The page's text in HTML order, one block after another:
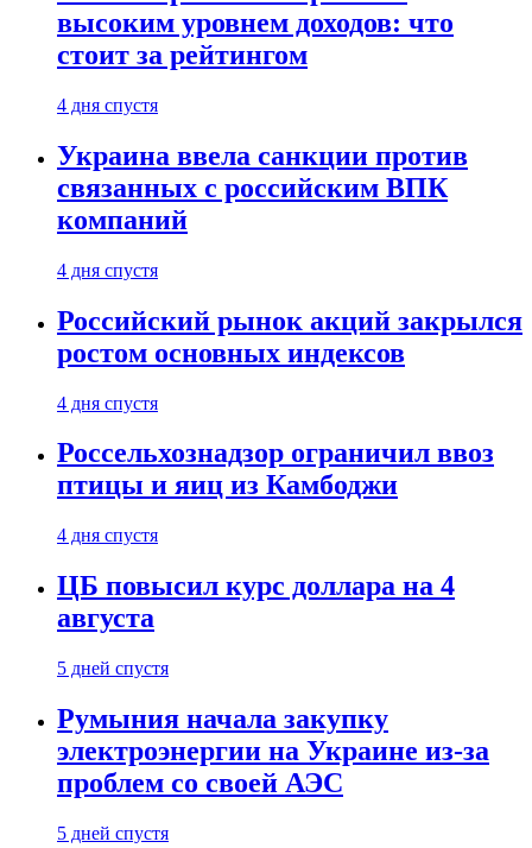
высоким уровнем доходов: что
стоит за рейтингом
4 дня спустя
Украина ввела санкции против
связанных с российским ВПК
компаний
4 дня спустя
Российский рынок акций закрылся
ростом основных индексов
4 дня спустя
Россельхознадзор ограничил ввоз
птицы и яиц из Камбоджи
4 дня спустя
ЦБ повысил курс доллара на 4
августа
5 дней спустя
Румыния начала закупку
электроэнергии на Украине из-за
проблем со своей АЭС
5 дней спустя